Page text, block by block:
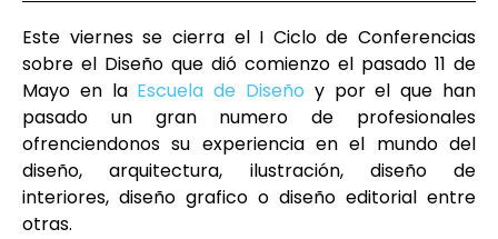
Este viernes se cierra el I Ciclo de Conferencias
sobre el Diseño que dió comienzo el pasado 11 de
Mayo en la Escuela de Diseño y por el que han
pasado un gran numero de profesionales
ofrenciendonos su experiencia en el mundo del
diseño, arquitectura, ilustración, diseño de
interiores, diseño grafico o diseño editorial entre
otras.